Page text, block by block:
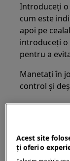
Introduceți o
cum este
apoi pe
introduceți
pentru a
Manetați în
control și
Acest site
ţi oferi o